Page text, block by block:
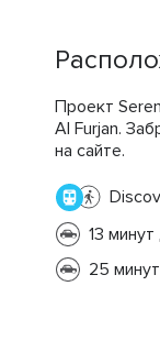
Проект
Al Furjan.
на сайте.
13
25